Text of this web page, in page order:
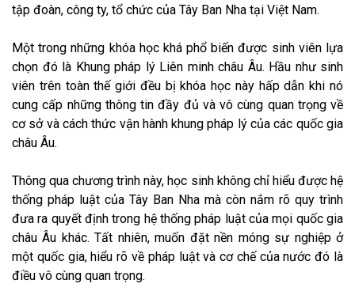
tập đoàn, công ty, tổ chức của Tây Ban Nha tại Việt Nam.
Một trong những khóa học khá phổ biến được sinh viên lựa
chọn đó là Khung pháp lý Liên minh châu Âu. Hầu như sinh
viên trên toàn thế giới đều bị khóa học này hấp dẫn khi nó
cung cấp những thông tin đầy đủ và vô cùng quan trọng về
cơ sở và cách thức vận hành khung pháp lý của các quốc gia
châu Âu.
Thông qua chương trình này, học sinh không chỉ hiểu được hệ
thống pháp luật của Tây Ban Nha mà còn nắm rõ quy trình
đưa ra quyết định trong hệ thống pháp luật của mọi quốc gia
châu Âu khác. Tất nhiên, muốn đặt nền móng sự nghiệp ở
một quốc gia, hiểu rõ về pháp luật và cơ chế của nước đó là
điều vô cùng quan trọng.